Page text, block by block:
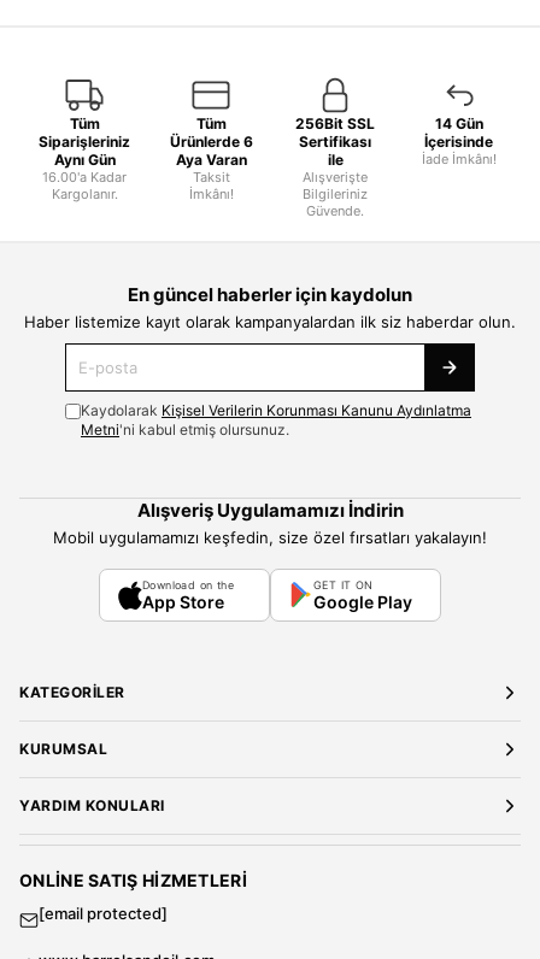
Tüm
Siparişleriniz
Aynı Gün
16.00'a Kadar
Kargolanır.
Tüm
Ürünlerde 6
Aya Varan
Taksit
İmkânı!
256Bit SSL
Sertifikası
ile
Alışverişte
Bilgileriniz
Güvende.
14 Gün
İçerisinde
İade İmkânı!
En güncel haberler için kaydolun
Haber listemize kayıt olarak kampanyalardan ilk siz haberdar olun.
Kaydolarak Kişisel Verilerin Korunması Kanunu Aydınlatma
Metni'ni kabul etmiş olursunuz.
Alışveriş Uygulamamızı İndirin
Mobil uygulamamızı keşfedin, size özel fırsatları yakalayın!
Download on the
App Store
GET IT ON
Google Play
KATEGORILER
Gömlek
T-Shirt
Tulum
KURUMSAL
Mağazalarımız
Gizlilik ve Güvenlik
YARDIM KONULARI
Üyelik Sözleşmesi
Kargo ve Teslimat
Banka Hesap Bilgileri
ONLINE SATIŞ HIZMETLERI
[email protected]